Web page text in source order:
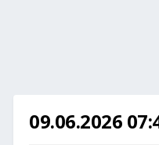
09.06.2026